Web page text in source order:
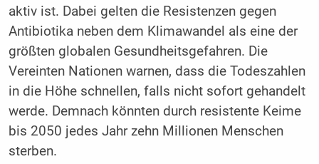
aktiv ist. Dabei gelten die Resistenzen gegen
Antibiotika neben dem Klimawandel als eine der
größten globalen Gesundheitsgefahren. Die
Vereinten Nationen warnen, dass die Todeszahlen
in die Höhe schnellen, falls nicht sofort gehandelt
werde. Demnach könnten durch resistente Keime
bis 2050 jedes Jahr zehn Millionen Menschen
sterben.